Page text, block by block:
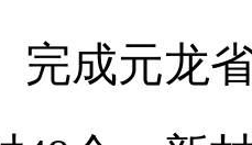
完成元龙